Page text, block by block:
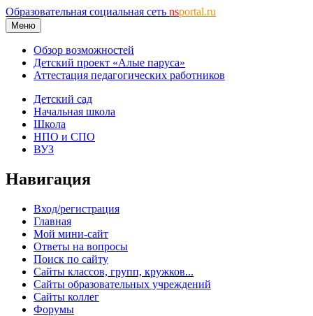
Образовательная социальная сеть nsportal.ru
Меню
Обзор возможностей
Детский проект «Алые паруса»
Аттестация педагогических работников
Детский сад
Начальная школа
Школа
НПО и СПО
ВУЗ
Навигация
Вход/регистрация
Главная
Мой мини-сайт
Ответы на вопросы
Поиск по сайту
Сайты классов, групп, кружков...
Сайты образовательных учреждений
Сайты коллег
Форумы